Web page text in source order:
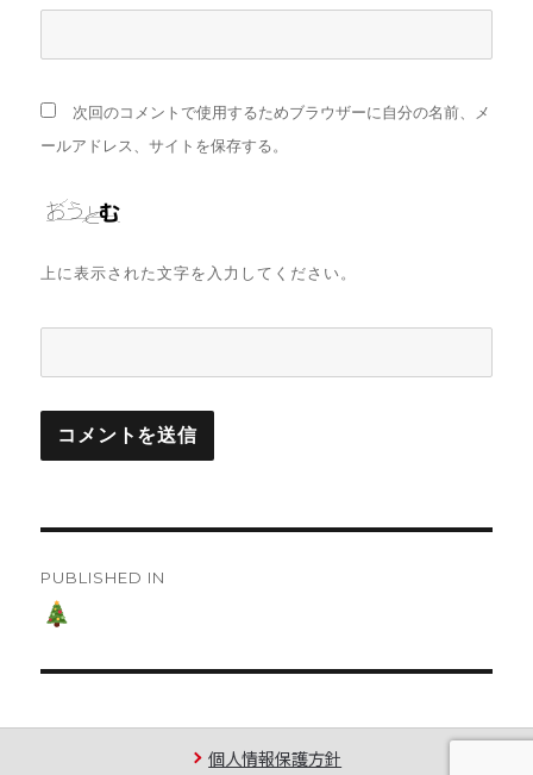
次回のコメントで使用するためブラウザーに自分の名前、メ
ールアドレス、サイトを保存する。
上に表示された文字を入力してください。
稿
PUBLISHED IN
個人情報保護方針